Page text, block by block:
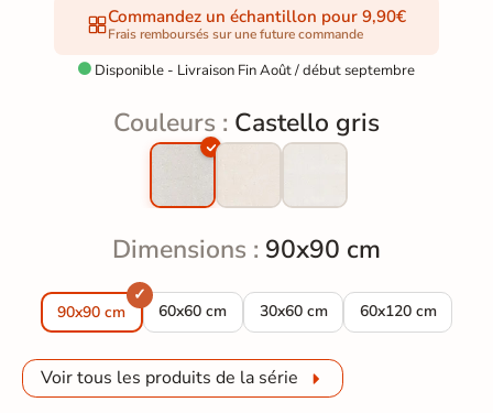
Commandez un échantillon pour 9,90€
Frais remboursés sur une future commande
 Disponible - Livraison Fin Août / début septembre
Couleurs : Castello gris
Dimensions : 90x90 cm
90x90 cm 60x60 cm
Carrelage effet Terrazzo Castello gris 60x60
30x60 cm
Carrelage effet Terrazzo
60x120 cm
Carrelage effet
Voir tous les produits de la série